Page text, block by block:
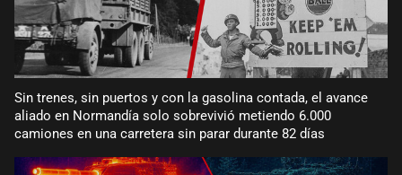
Sin trenes, sin puertos y con la gasolina contada, el avance
aliado en Normandía solo sobrevivió metiendo 6.000
camiones en una carretera sin parar durante 82 días